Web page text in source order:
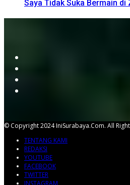
Saya Tidak Suka Bermain di
© Copyright 2024 IniSurabaya.com. All
TENTANG KAMI
REDAKSI
YOUTUBE
FACEBOOK
TWITTER
INSTAGRAM